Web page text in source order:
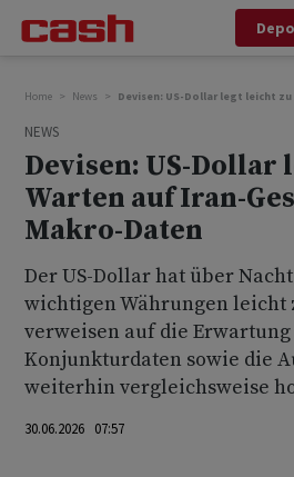
Home News Devisen: US-Dollar legt leicht
NEWS
Devisen: US-Dollar
Warten auf Iran-
Makro-Daten
Der US-Dollar hat über
wichtigen Währungen leicht
verweisen auf die Erwartung
Konjunkturdaten sowie die
weiterhin vergleichsweise
30.06.2026 07:57